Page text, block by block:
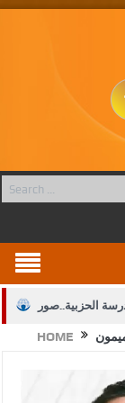
الحزبية..صور
الحقوق والقانون
على المقدسات
HOME